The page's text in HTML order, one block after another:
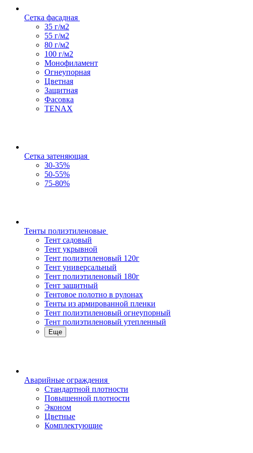
Сетка фасадная
35 г/м2
55 г/м2
80 г/м2
100 г/м2
Монофиламент
Огнеупорная
Цветная
Защитная
Фасовка
TENAX
Сетка затеняющая
30-35%
50-55%
75-80%
Тенты полиэтиленовые
Тент садовый
Тент укрывной
Тент полиэтиленовый 120г
Тент универсальный
Тент полиэтиленовый 180г
Тент защитный
Тентовое полотно в рулонах
Тенты из армированной пленки
Тент полиэтиленовый огнеупорный
Тент полиэтиленовый утепленный
Еще
Аварийные ограждения
Стандартной плотности
Повышенной плотности
Эконом
Цветные
Комплектующие